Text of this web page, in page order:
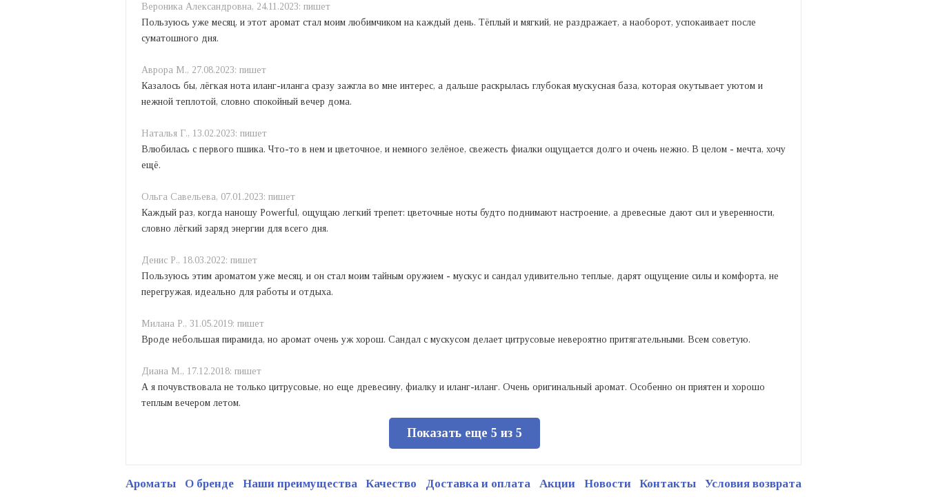
Вероника Александровна, 24.11.2023: пишет
Пользуюсь уже месяц, и этот аромат стал моим любимчиком на каждый день. Тёплый и мягкий, не раздражает, а наоборот, успокаивает после
суматошного дня.
Аврора М., 27.08.2023: пишет
Казалось бы, лёгкая нота иланг-иланга сразу зажгла во мне интерес, а дальше раскрылась глубокая мускусная база, которая окутывает уютом и
нежной теплотой, словно спокойный вечер дома.
Наталья Г., 13.02.2023: пишет
Влюбилась с первого пшика. Что-то в нем и цветочное, и немного зелёное, свежесть фиалки ощущается долго и очень нежно. В целом - мечта, хочу
ещё.
Ольга Савельева, 07.01.2023: пишет
Каждый раз, когда наношу Powerful, ощущаю легкий трепет: цветочные ноты будто поднимают настроение, а древесные дают сил и уверенности,
словно лёгкий заряд энергии для всего дня.
Денис Р., 18.03.2022: пишет
Пользуюсь этим ароматом уже месяц, и он стал моим тайным оружием - мускус и сандал удивительно теплые, дарят ощущение силы и комфорта, не
перегружая, идеально для работы и отдыха.
Милана Р., 31.05.2019: пишет
Вроде небольшая пирамида, но аромат очень уж хорош. Сандал с мускусом делает цитрусовые невероятно притягательными. Всем советую.
Диана М., 17.12.2018: пишет
А я почувствовала не только цитрусовые, но еще древесину, фиалку и иланг-иланг. Очень оригинальный аромат. Особенно он приятен и хорошо
теплым вечером летом.
Показать еще 5 из 5
Ароматы О бренде Наши преимущества Качество Доставка и оплата Акции Новости Контакты Условия возврата